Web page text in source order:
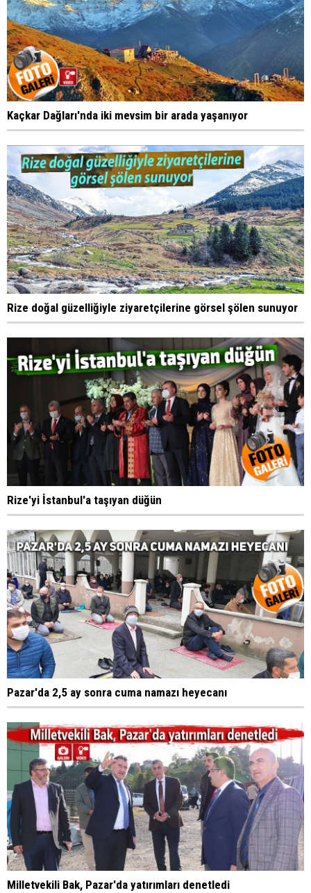
Kaçkar Dağları'nda iki mevsim bir arada yaşanıyor
Rize doğal güzelliğiyle ziyaretçilerine görsel şölen sunuyor
Rize'yi İstanbul'a taşıyan düğün
Pazar'da 2,5 ay sonra cuma namazı heyecanı
Milletvekili Bak, Pazar'da yatırımları denetledi